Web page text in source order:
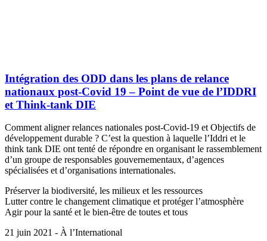
Intégration des ODD dans les plans de relance
nationaux post-Covid 19 – Point de vue de l’IDDRI
et Think-tank DIE
Comment aligner relances nationales post-Covid-19 et Objectifs de
développement durable ? C’est la question à laquelle l’Iddri et le
think tank DIE ont tenté de répondre en organisant le rassemblement
d’un groupe de responsables gouvernementaux, d’agences
spécialisées et d’organisations internationales.
Préserver la biodiversité, les milieux et les ressources
Lutter contre le changement climatique et protéger l’atmosphère
Agir pour la santé et le bien-être de toutes et tous
21 juin 2021 - À l’International